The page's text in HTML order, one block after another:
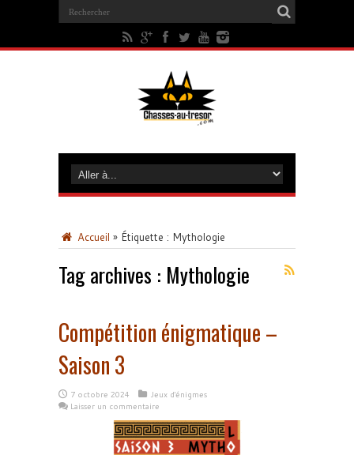
Accueil » Étiquette : Mythologie
Tag archives : Mythologie
Compétition énigmatique –
Saison 3
7 octobre 2024
Jeux d'énigmes
Laisser un commentaire